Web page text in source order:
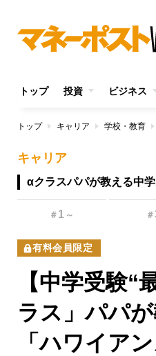
トップ 投資 ビジネス
トップ キャリア 学校・教育
キャリア
αクラスパパが教える中
＃ 1 ～ ＃
有料会員限定
【中学受験“
ラス」パパ
「ハワイア